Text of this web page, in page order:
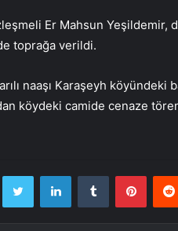
Er Mahsun Yeşildemir,
toprağa verildi.
naaşı Karaşeyh
köydeki camide cenaze
Twitter LinkedInTumblr